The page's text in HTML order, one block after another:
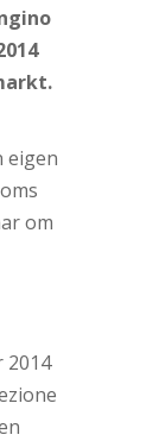
eigen
om
2014